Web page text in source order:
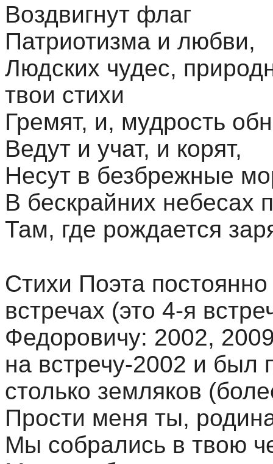
Воздвигнут флаг
Патриотизма и любви,
Людских чудес,
твои стихи
Гремят, и, мудрость
Ведут и учат, и корят,
Несут в безбрежные
В бескрайних небесах
Там, где рождается
Стихи Поэта
встречах (это 4-я
Федоровичу: 2002,
на встречу-2002 и был
столько земляков
Прости меня ты,
Мы собрались в твою